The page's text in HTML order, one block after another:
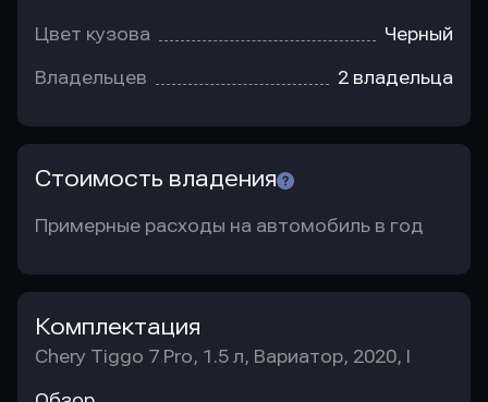
Цвет кузова Черный
Владельцев 2 владельца
Стоимость владения
Примерные расходы на автомобиль в год
Комплектация
Chery Tiggo 7 Pro, 1.5 л, Вариатор, 2020, I